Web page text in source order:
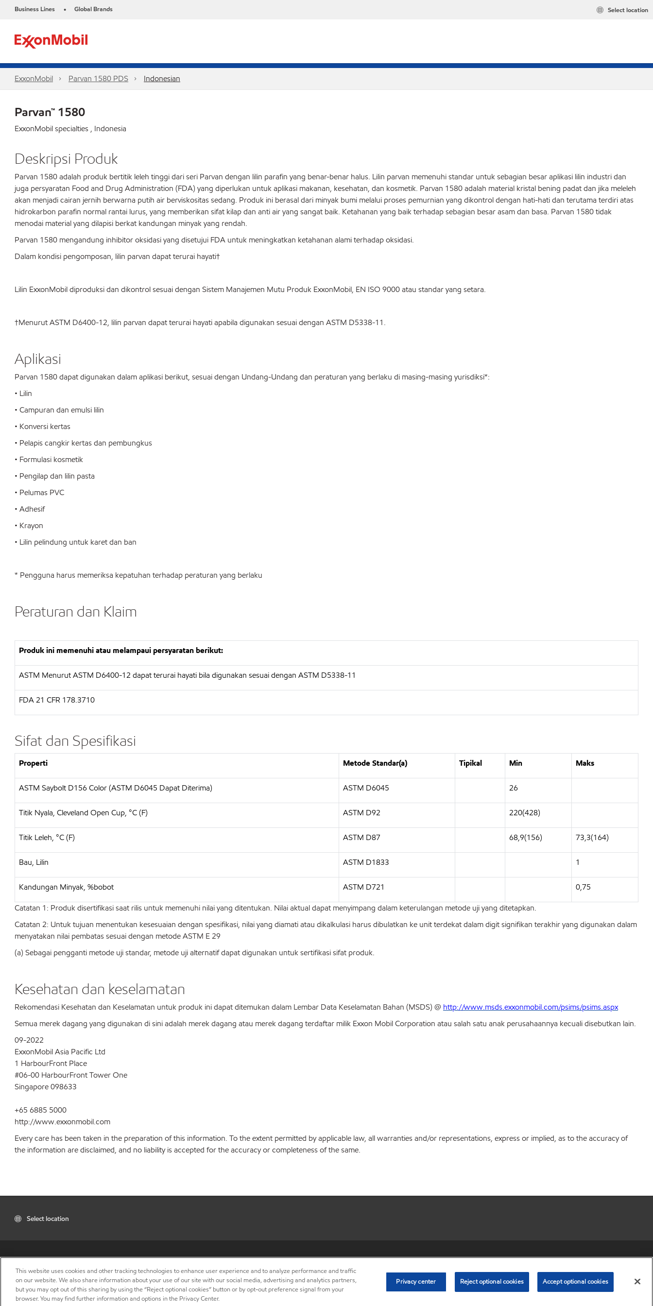
Business Lines • Global Brands Select location
ExxonMobil Parvan 1580 PDS Indonesian
Parvan™ 1580
ExxonMobil specialties , Indonesia
Deskripsi Produk
Parvan 1580 adalah produk bertitik leleh tinggi dari seri Parvan dengan lilin parafin yang benar-benar halus. Lilin parvan memenuhi standar untuk sebagian besar aplikasi lilin industri dan
juga persyaratan Food and Drug Administration (FDA) yang diperlukan untuk aplikasi makanan, kesehatan, dan kosmetik. Parvan 1580 adalah material kristal bening padat dan jika meleleh
akan menjadi cairan jernih berwarna putih air berviskositas sedang. Produk ini berasal dari minyak bumi melalui proses pemurnian yang dikontrol dengan hati-hati dan terutama terdiri atas
hidrokarbon parafin normal rantai lurus, yang memberikan sifat kilap dan anti air yang sangat baik. Ketahanan yang baik terhadap sebagian besar asam dan basa. Parvan 1580 tidak
menodai material yang dilapisi berkat kandungan minyak yang rendah.
Parvan 1580 mengandung inhibitor oksidasi yang disetujui FDA untuk meningkatkan ketahanan alami terhadap oksidasi.
Dalam kondisi pengomposan, lilin parvan dapat terurai hayati†
Lilin ExxonMobil diproduksi dan dikontrol sesuai dengan Sistem Manajemen Mutu Produk ExxonMobil, EN ISO 9000 atau standar yang setara.
†Menurut ASTM D6400-12, lilin parvan dapat terurai hayati apabila digunakan sesuai dengan ASTM D5338-11.
Aplikasi
Parvan 1580 dapat digunakan dalam aplikasi berikut, sesuai dengan Undang-Undang dan peraturan yang berlaku di masing-masing yurisdiksi*:
• Lilin
• Campuran dan emulsi lilin
• Konversi kertas
• Pelapis cangkir kertas dan pembungkus
• Formulasi kosmetik
• Pengilap dan lilin pasta
• Pelumas PVC
• Adhesif
• Krayon
• Lilin pelindung untuk karet dan ban
* Pengguna harus memeriksa kepatuhan terhadap peraturan yang berlaku
Peraturan dan Klaim
Produk ini memenuhi atau melampaui persyaratan berikut:
ASTM Menurut ASTM D6400-12 dapat terurai hayati bila digunakan sesuai dengan ASTM D5338-11
FDA21 CFR 178.3710
Sifat dan Spesifikasi
Properti Metode Standar(a) Tipikal Min Maks
ASTM Saybolt D156 Color (ASTM D6045 Dapat Diterima) ASTM D6045 26
Titik Nyala, Cleveland Open Cup, °C (F) ASTM D92 220(428)
Titik Leleh, °C (F) ASTM D87 68,9(156) 73,3(164)
Bau, Lilin ASTM D1833 1
Kandungan Minyak, %bobot ASTM D721 0,75
Catatan 1: Produk disertifikasi saat rilis untuk memenuhi nilai yang ditentukan. Nilai aktual dapat menyimpang dalam keterulangan metode uji yang ditetapkan.
Catatan 2: Untuk tujuan menentukan kesesuaian dengan spesifikasi, nilai yang diamati atau dikalkulasi harus dibulatkan ke unit terdekat dalam digit signifikan terakhir yang digunakan dalam
menyatakan nilai pembatas sesuai dengan metode ASTM E 29
(a) Sebagai pengganti metode uji standar, metode uji alternatif dapat digunakan untuk sertifikasi sifat produk.
Kesehatan dan keselamatan
Rekomendasi Kesehatan dan Keselamatan untuk produk ini dapat ditemukan dalam Lembar Data Keselamatan Bahan (MSDS) @ http://www.msds.exxonmobil.com/psims/psims.aspx
Semua merek dagang yang digunakan di sini adalah merek dagang atau merek dagang terdaftar milik Exxon Mobil Corporation atau salah satu anak perusahaannya kecuali disebutkan lain.
09-2022
ExxonMobil Asia Pacific Ltd
1 HarbourFront Place
#06-00 HarbourFront Tower One
Singapore 098633
+65 6885 5000
http://www.exxonmobil.com
Every care has been taken in the preparation of this information. To the extent permitted by applicable law, all warranties and/or representations, express or implied, as to the accuracy of
the information are disclaimed, and no liability is accepted for the accuracy or completeness of the same.
Select location
© Copyright 2003-
Exxon Mobil Corporation. All Rights Reserved.
This website uses cookies and other tracking technologies to enhance user experience and to analyze performance and traffic
on our website. We also share information about your use of our site with our social media, advertising and analytics partners,
but you may opt out of this sharing by using the “Reject optional cookies” button or by opt-out preference signal from your
browser. You may find further information and options in the Privacy Center.
Privacy center Reject optional cookies Accept optional cookies